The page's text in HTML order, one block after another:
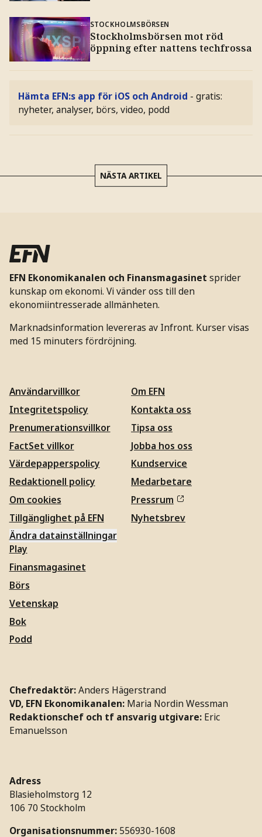
STOCKHOLMSBÖRSEN
Stockholmsbörsen mot röd
öppning efter nattens techfrossa
Hämta EFN:s app för iOS och Android - gratis:
nyheter, analyser, börs, video, podd
NÄSTA ARTIKEL
EFN Ekonomikanalen och Finansmagasinet sprider
kunskap om ekonomi. Vi vänder oss till den
ekonomiintresserade allmänheten.
Marknadsinformation levereras av Infront. Kurser visas
med 15 minuters fördröjning.
Användarvillkor
Integritetspolicy
Prenumerationsvillkor
FactSet villkor
Värdepapperspolicy
Redaktionell policy
Om cookies
Tillgänglighet på EFN
Ändra datainställningar
Om EFN
Kontakta oss
Tipsa oss
Jobba hos oss
Kundservice
Medarbetare
Pressrum
Nyhetsbrev
Play
Finansmagasinet
Börs
Vetenskap
Bok
Podd
Chefredaktör:Anders Hägerstrand
VD, EFN Ekonomikanalen: Maria Nordin Wessman
Redaktionschef och tf ansvarig utgivare: Eric
Emanuelsson
Adress
Blasieholmstorg 12
106 70 Stockholm
Organisationsnummer: 556930-1608